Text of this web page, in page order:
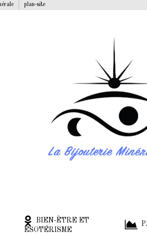
plan-site
BIEN-ÊTRE ET
ESOTÉRISME